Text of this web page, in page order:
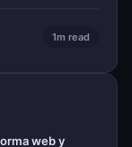
1m read
web y